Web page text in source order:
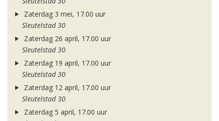
Zaterdag 3 mei, 17.00 uur
Sleutelstad 30
Zaterdag 26 april, 17.00 uur
Sleutelstad 30
Zaterdag 19 april, 17.00 uur
Sleutelstad 30
Zaterdag 12 april, 17.00 uur
Sleutelstad 30
Zaterdag 5 april, 17.00 uur